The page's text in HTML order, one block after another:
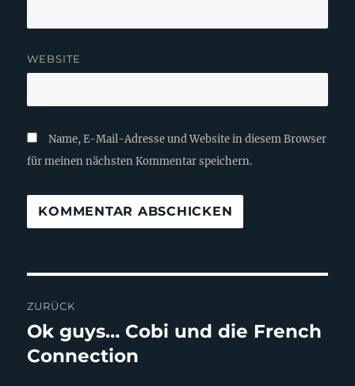
WEBSITE
Name, E-Mail-Adresse und Website in diesem Browser
für meinen nächsten Kommentar speichern.
ZURÜCK
Vorheriger
Beitrag:
Ok guys… Cobi und die French
Connection